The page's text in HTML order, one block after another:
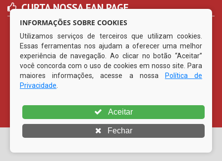
CURTA NOSSA FAN PAGE
© Copyright 2026 Prefeitura Municipal de Vertentes | Todos
INFORMAÇÕES SOBRE COOKIES
Utilizamos serviços de terceiros que utilizam cookies.
Essas ferramentas nos ajudam a oferecer uma melhor
experiência de navegação. Ao clicar no botão “Aceitar”
você concorda com o uso de cookies em nosso site. Para
maiores informações, acesse a nossa
Política de
Privacidade
Aceitar
Fechar